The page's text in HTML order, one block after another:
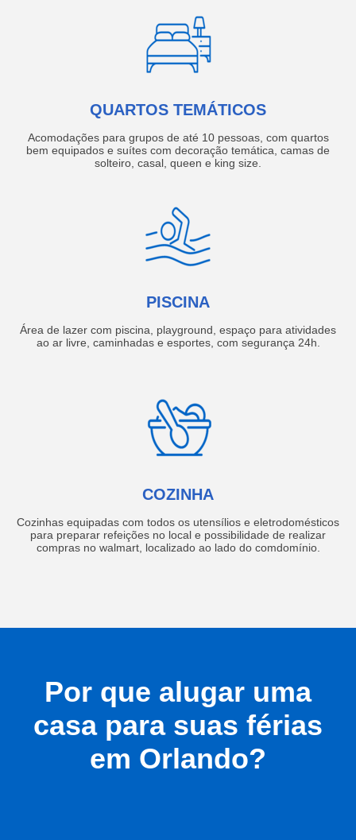
QUARTOS TEMÁTICOS
Acomodações para grupos de até 10 pessoas, com quartos
bem equipados e suítes com decoração temática, camas de
solteiro, casal, queen e king size.
PISCINA
Área de lazer com piscina, playground, espaço para atividades
ao ar livre, caminhadas e esportes, com segurança 24h.
COZINHA
Cozinhas equipadas com todos os utensílios e eletrodomésticos
para preparar refeições no local e possibilidade de realizar
compras no walmart, localizado ao lado do comdomínio.
Por que alugar uma
casa para suas férias
em Orlando?